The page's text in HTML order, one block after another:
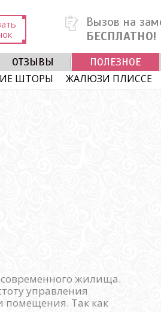
Вызов на
БЕСПЛАТНО!
ОТЗЫВЫ ПОЛЕЗНОЕ
ШТОРЫ ЖАЛЮЗИ ПЛИССЕ
жилища.
управления
помещения. Так как